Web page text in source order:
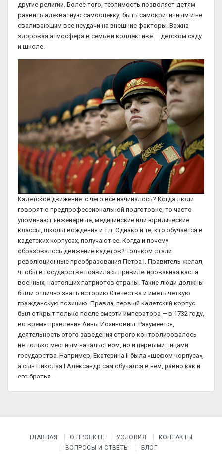
другие религии. Более того, терпимость позволяет детям
развить адекватную самооценку, быть самокритичным и не
сваливающим все неудачи на внешние факторы. Важна
здоровая атмосфера в семье и коллективе — детском саду
и школе.
Кадетское движение: с чего всё начиналось? Когда люди
говорят о предпрофессиональной подготовке, то часто
упоминают инженерные, медицинские или юридические
классы, школы вождения и т.п. Однако и те, кто обучается в
кадетских корпусах, получают ее. Когда и почему
образовалось движение кадетов? Толчком стали
революционные преобразования Петра I. Правитель желал,
чтобы в государстве появилась привилегированная каста
военных, настоящих патриотов страны. Такие люди должны
были отлично знать историю Отечества и иметь четкую
гражданскую позицию. Правда, первый кадетский корпус
был открыт только после смерти императора — в 1732 году,
во время правления Анны Иоанновны. Разумеется,
деятельность этого заведения строго контролировалось
не только местным начальством, но и первыми лицами
государства. Например, Екатерина II была «шефом корпуса»,
а сын Николая I Александр сам обучался в нём, равно как и
его братья.
ГЛАВНАЯ О ПРОЕКТЕ УСЛОВИЯ
КОНТАКТЫ
ВОПРОСЫ И ОТВЕТЫ
БЛОГ